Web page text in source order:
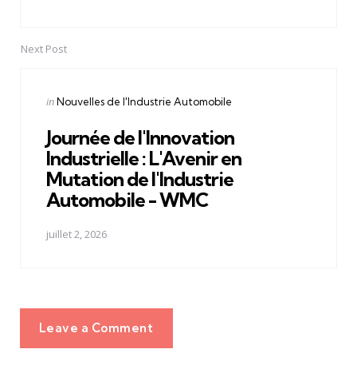
Next Post
Posted
inNouvelles de l'Industrie Automobile
Journée de l'Innovation
Industrielle : L'Avenir en
Mutation de l'Industrie
Automobile - WMC
juillet 2, 2026
Leave a Comment